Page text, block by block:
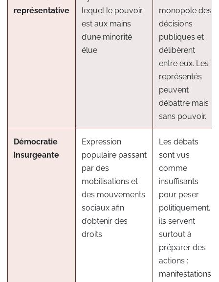
représentative
lequel le pouvoir
est aux mains
d’une minorité
élue
monopole des
décisions
publiques et
délibèrent
entre eux. Les
représentés
peuvent
débattre mais
sans pouvoir.
Démocratie
insurgeante
Expression
populaire passant
par des
mobilisations et
des mouvements
sociaux afin
d’obtenir des
droits
Les débats
sont vus
comme
insuffisants
pour peser
politiquement,
ils servent
surtout à
préparer des
actions :
manifestations,